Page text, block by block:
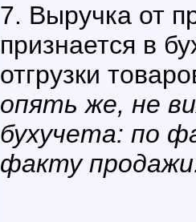
7. Выручка от
признается в
отгрузки
опять же, не
бухучета: по
факту